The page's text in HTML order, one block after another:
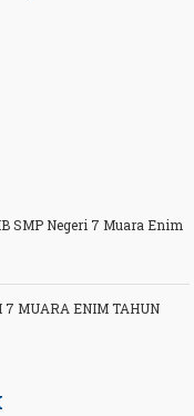
SMP Negeri 7 Muara Enim
7 MUARA ENIM TAHUN